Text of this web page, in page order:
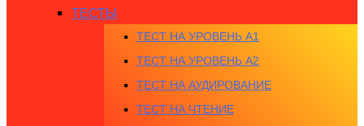
ТЕСТЫ
ТЕСТ НА УРОВЕНЬ A1
ТЕСТ НА УРОВЕНЬ A2
ТЕСТ НА АУДИРОВАНИЕ
ТЕСТ НА ЧТЕНИЕ